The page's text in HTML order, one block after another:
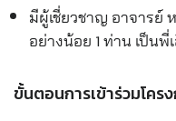
มีผู้เชี่ยวชาญ อาจารย์
อย่างน้อย 1 ท่าน เป็นพี่
ขั้นตอนการเข้าร่วมโคร